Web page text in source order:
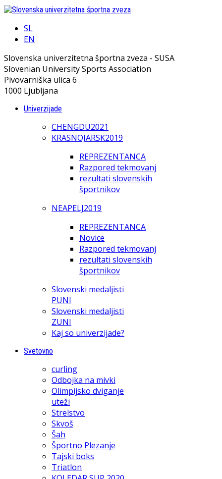
SL
EN
Slovenska univerzitetna športna zveza - SUSA
Slovenian University Sports Association
Pivovarniška ulica 6
1000 Ljubljana
Univerzijade
CHENGDU2021
KRASNOJARSK2019
REPREZENTANCA
Razpored tekmovanj
rezultati slovenskih
športnikov
NEAPELJ2019
REPREZENTANCA
Novice
Razpored tekmovanj
rezultati slovenskih
športnikov
Slovenski medaljisti
PUNI
Slovenski medaljisti
ZUNI
Kaj so univerzijade?
Svetovno
curling
Odbojka na mivki
Olimpijsko dviganje
uteži
Strelstvo
Skvoš
Šah
Športno Plezanje
Tajski boks
Triatlon